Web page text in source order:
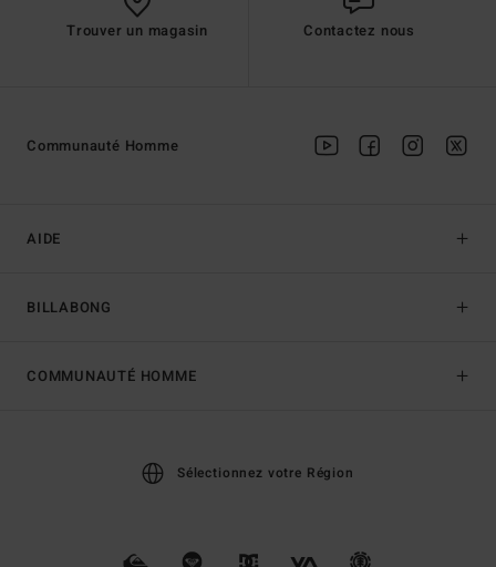
Trouver un magasin Contactez nous
AIDE
BILLABONG
Communauté Homme
COMMUNAUTÉ HOMME
Sélectionnez votre Région